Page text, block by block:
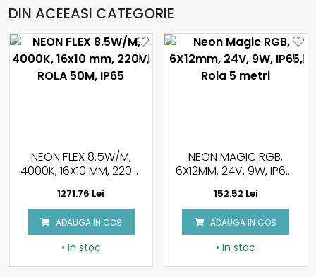
DIN ACEEASI CATEGORIE
NEON FLEX 8.5W/M,
4000K, 16X10 MM, 220V,
1271.76 Lei
ADAUGA IN COS
• In stoc
NEON MAGIC RGB,
6X12MM, 24V, 9W, IP65,
152.52 Lei
ADAUGA IN COS
• In stoc